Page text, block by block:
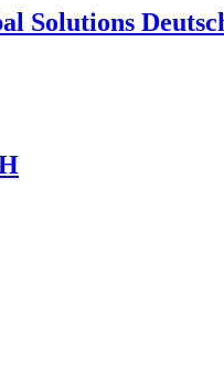
Solutions